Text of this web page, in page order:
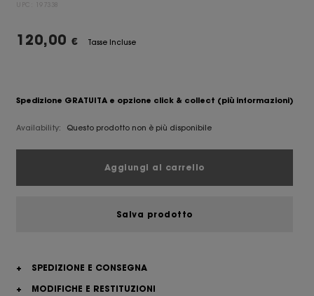
UPC: 197338
120,00 € Tasse Incluse
Spedizione GRATUITA e opzione click & collect (più informazioni)
Availability: Questo prodotto non è più disponibile
Aggiungi al carrello
Salva prodotto
+
SPEDIZIONE E CONSEGNA
+
MODIFICHE E RESTITUZIONI